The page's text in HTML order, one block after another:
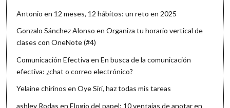
Antonio en 12 meses, 12 hábitos: un reto en 2025
Gonzalo Sánchez Alonso enOrganiza tu horario vertical de
clases con OneNote (#4)
Comunicación Efectiva enEn busca de la comunicación
efectiva: ¿chat o correo electrónico?
Yelaine chirinos enOye Siri, haz todas mis tareas
ashley Rodas enElogio del papel: 10 ventajas de anotar en